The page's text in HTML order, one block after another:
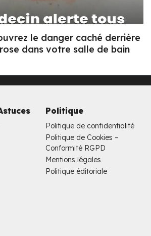
le danger caché derrière
dans votre salle de bain
Politique
Politique de confidentialité
Politique de Cookies –
Conformité RGPD
Mentions légales
Politique éditoriale